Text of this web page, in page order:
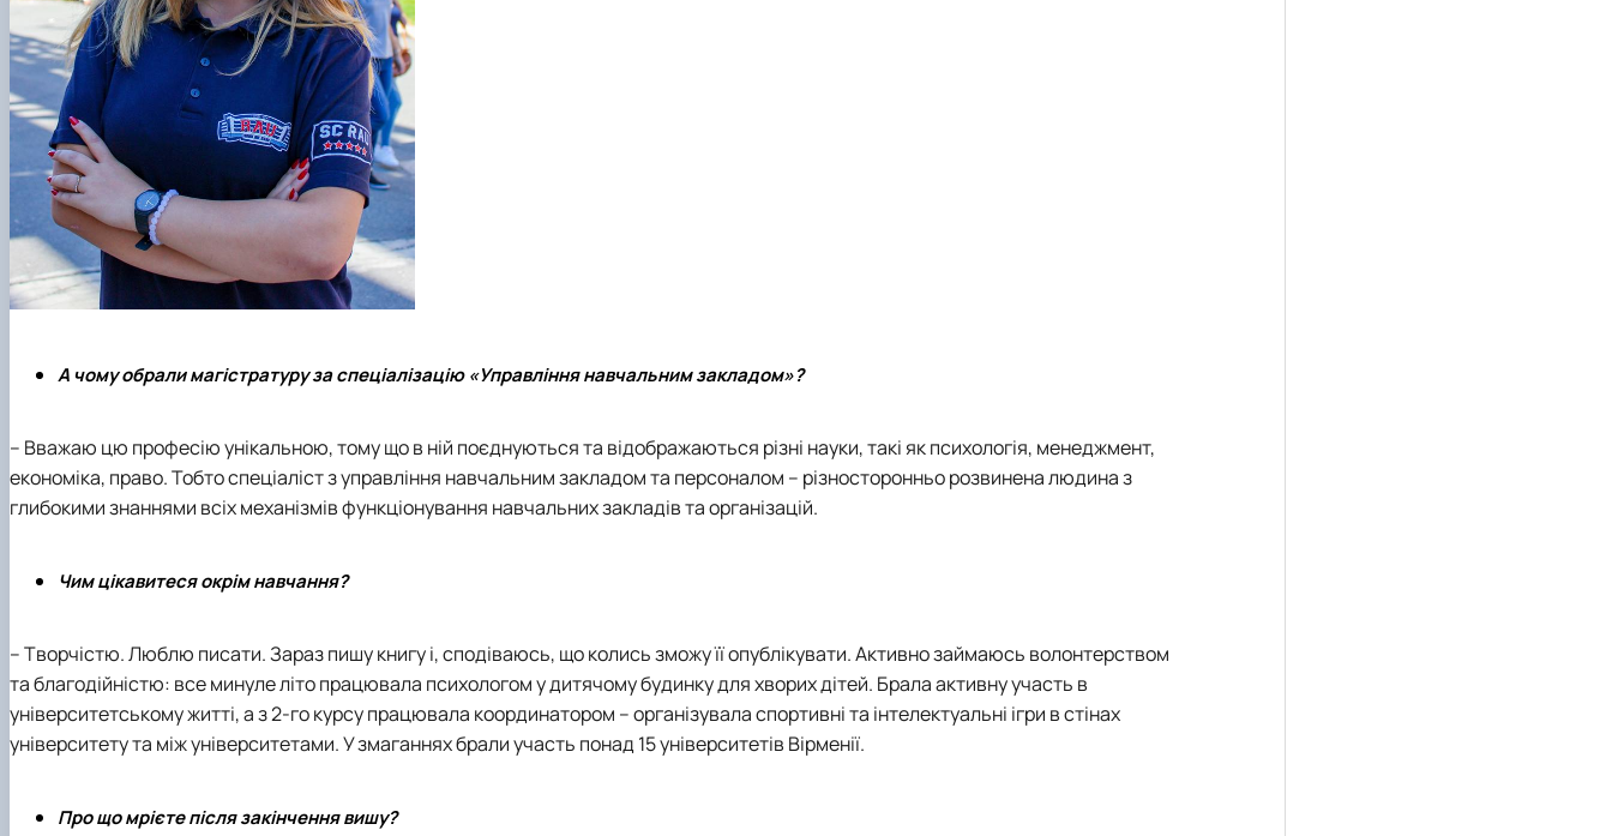
А чому обрали магістратуру за спеціалізацію «Управління навчальним закладом»?
– Вважаю цю професію унікальною, тому що в ній поєднуються та відображаються різні науки, такі як психологія, менеджмент,
економіка, право. Тобто спеціаліст з управління навчальним закладом та персоналом – різносторонньо розвинена людина з
глибокими знаннями всіх механізмів функціонування навчальних закладів та організацій.
Чим цікавитеся окрім навчання?
– Творчістю. Люблю писати. Зараз пишу книгу і, сподіваюсь, що колись зможу її опублікувати. Активно займаюсь волонтерством
та благодійністю: все минуле літо працювала психологом у дитячому будинку для хворих дітей. Брала активну участь в
університетському житті, а з 2-го курсу працювала координатором – організувала спортивні та інтелектуальні ігри в стінах
університету та між університетами. У змаганнях брали участь понад 15 університетів Вірменії.
Про що мрієте після закінчення вишу?